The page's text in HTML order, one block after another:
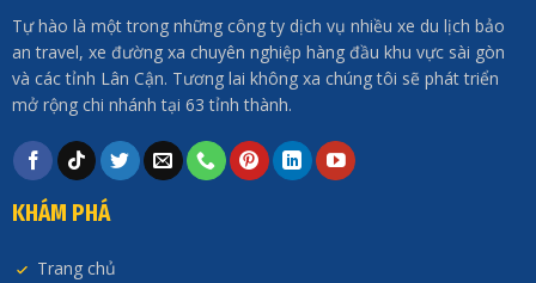
Tự hào là một trong những công ty dịch vụ nhiều xe du lịch bảo
an travel, xe đường xa chuyên nghiệp hàng đầu khu vực sài gòn
và các tỉnh Lân Cận. Tương lai không xa chúng tôi sẽ phát triển
mở rộng chi nhánh tại 63 tỉnh thành.
KHÁM PHÁ
Trang chủ